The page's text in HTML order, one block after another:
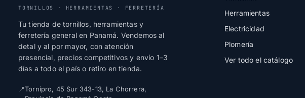
TORNILLOS · HERRAMIENTAS · FERRETERÍA
Tu tienda de tornillos, herramientas y
ferretería general en Panamá. Vendemos al
detal y al por mayor, con atención
presencial, precios competitivos y envío 1–3
días a todo el país o retiro en tienda.
📍Tornipro, 45 Sur 343-13, La Chorrera,
Herramientas
Electricidad
Plomería
Ver todo el catálogo